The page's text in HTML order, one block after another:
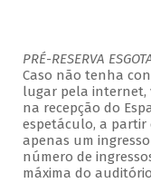
PRÉ-RESERVA
Caso não tenha
lugar pela internet,
na recepção do
espetáculo, a partir
apenas um
número de
máxima do